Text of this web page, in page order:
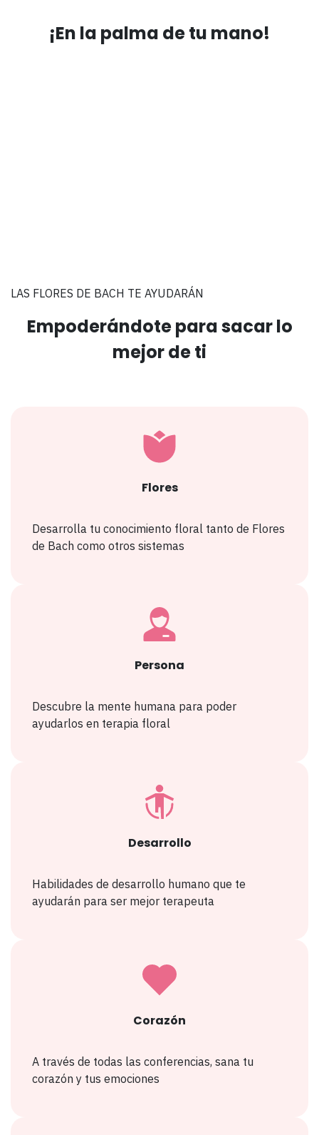
¡En la palma de tu mano!
LAS FLORES DE BACH TE AYUDARÁN
Empoderándote para sacar lo
mejor de ti
Flores
Desarrolla tu conocimiento floral tanto de Flores
de Bach como otros sistemas
Persona
Descubre la mente humana para poder
ayudarlos en terapia floral
Desarrollo
Habilidades de desarrollo humano que te
ayudarán para ser mejor terapeuta
Corazón
A través de todas las conferencias, sana tu
corazón y tus emociones